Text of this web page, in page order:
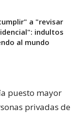
a "revisar
indultos
al mundo
puesto mayor
privadas de